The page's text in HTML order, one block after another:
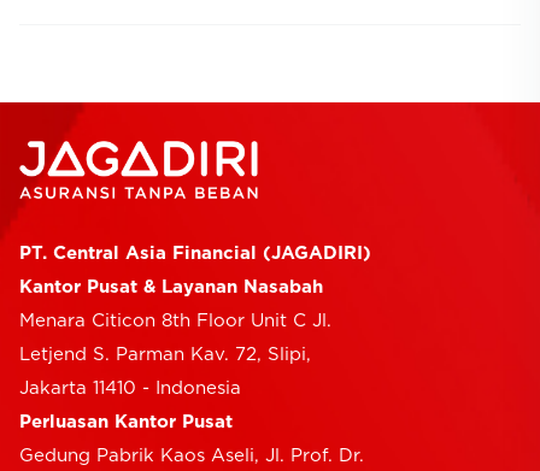
PT. Central Asia Financial (JAGADIRI)
Kantor Pusat & Layanan Nasabah
Menara Citicon 8th Floor Unit C Jl.
Letjend S. Parman Kav. 72, Slipi,
Jakarta 11410 - Indonesia
Perluasan Kantor Pusat
Gedung Pabrik Kaos Aseli, Jl. Prof. Dr.